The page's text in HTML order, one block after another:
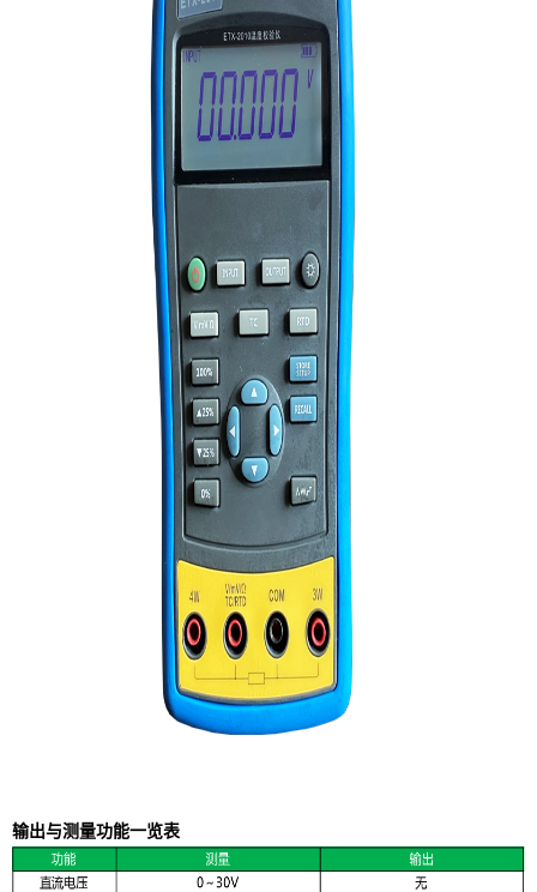
输出与测量功能一览表